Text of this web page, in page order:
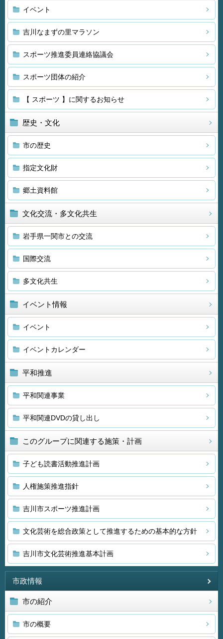
イベント
吉川なまずの里マラソン
スポーツ推進委員連絡協議会
スポーツ団体の紹介
【 スポーツ 】に関するお知らせ
歴史・文化
市の歴史
指定文化財
郷土資料館
文化交流・多文化共生
岩手県一関市との交流
国際交流
多文化共生
イベント情報
イベント
イベントカレンダー
平和推進
平和関連事業
平和関連DVDの貸し出し
このグループに関連する施策・計画
子ども読書活動推進計画
人権施策推進指針
吉川市スポーツ推進計画
文化芸術を総合政策として推進するための基本的な方針
吉川市文化芸術推進基本計画
市政情報
市の紹介
市の概要